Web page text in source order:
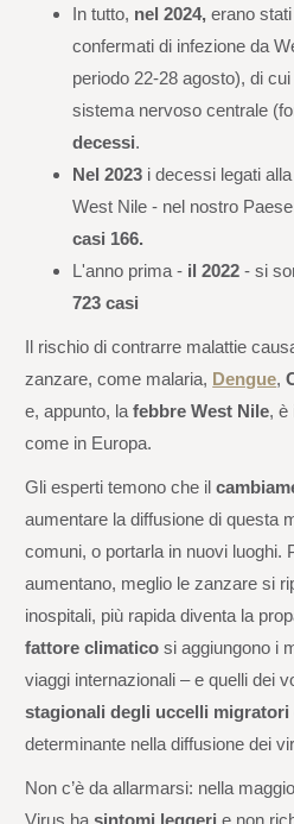
In tutto, nel 2024, erano
confermati di infezione da
periodo 22-28 agosto), di
sistema nervoso centrale
decessi.
Nel 2023 i decessi legati alla
West Nile - nel nostro
casi 166.
L'anno prima - il 2022 - si
723 casi
Il rischio di contrarre malattie
zanzare, come malaria, Dengue,
e, appunto, lafebbre West Nile, è
come in Europa.
Gli esperti temono che il
aumentare la diffusione di questa
comuni, o portarla in nuovi luoghi.
aumentano, meglio le zanzare si
inospitali, più rapida diventa la
fattore climatico si aggiungono i
viaggi internazionali – e quelli dei
stagionali degli uccelli migratori
determinante nella diffusione dei
Non c’è da allarmarsi: nella
Virus ha sintomi leggeri e non